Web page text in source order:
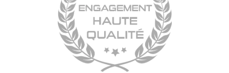
De l’écoute de votre besoin, à la finition
Délai respect
Travail soigné
Conseils d’entretiens